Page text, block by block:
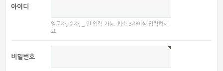
아이디
영문자, 숫자, _ 만 입력 가능. 최소 3자이상 입력하세
요.
비밀번호